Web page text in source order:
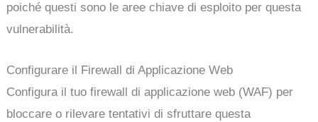
poiché questi sono le aree chiave di esploito per questa
vulnerabilità.
Configurare il Firewall di Applicazione Web
Configura il tuo firewall di applicazione web (WAF) per
bloccare o rilevare tentativi di sfruttare questa